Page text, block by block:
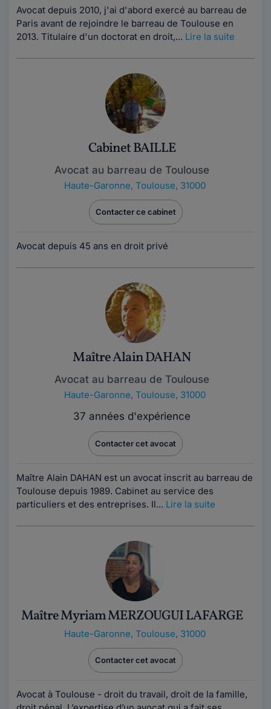
Avocat depuis 2010, j'ai d'abord exercé au barreau de
Paris avant de rejoindre le barreau de Toulouse en
2013. Titulaire d'un doctorat en droit,... Lire la suite
Cabinet BAILLE
Avocat au barreau de Toulouse
Haute-Garonne, Toulouse, 31000
Contacter ce cabinet
Avocat depuis 45 ans en droit privé
Maître Alain DAHAN
Avocat au barreau de Toulouse
Haute-Garonne, Toulouse, 31000
37 années d'expérience
Contacter cet avocat
Maître Alain DAHAN est un avocat inscrit au barreau de
Toulouse depuis 1989. Cabinet au service des
particuliers et des entreprises. Il... Lire la suite
Maître Myriam MERZOUGUI LAFARGE
Haute-Garonne, Toulouse, 31000
Contacter cet avocat
Avocat à Toulouse - droit du travail, droit de la famille,